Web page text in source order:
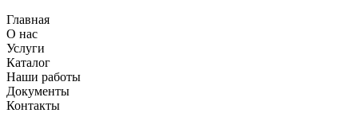
Главная
О нас
Услуги
Каталог
Наши работы
Документы
Контакты